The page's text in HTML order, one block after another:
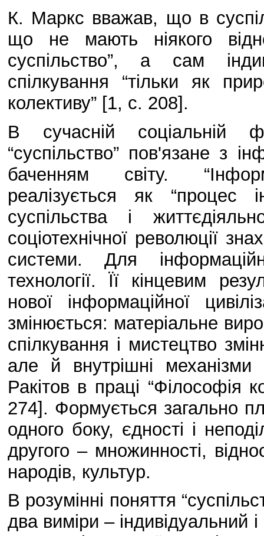
К. Маркс вважав, що в
що не мають ніякого
суспільство”, а сам
спілкування “тільки як
колективу” [1, с. 208].
В сучасній соціальній
“суспільство” пов'язане з
баченням світу.
реалізується як “процес
суспільства і
соціотехнічної революції
системи. Для
технології. Її кінцевим
нової інформаційної
змінюється: матеріальне
спілкування і мистецтво
але й внутрішні
Ракітов в праці “Філософія
274]. Формується загально
одного боку, єдності і
другого – множинності,
народів, культур.
В розумінні поняття
два виміри – індивідуальний